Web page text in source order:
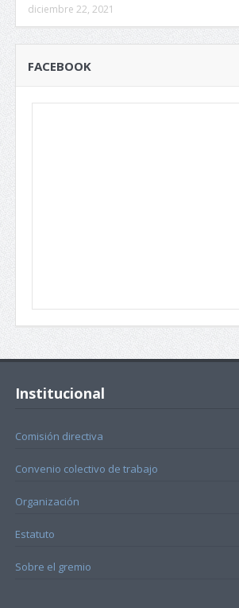
diciembre 22, 2021
FACEBOOK
Institucional
Comisión directiva
Convenio colectivo de trabajo
Organización
Estatuto
Sobre el gremio